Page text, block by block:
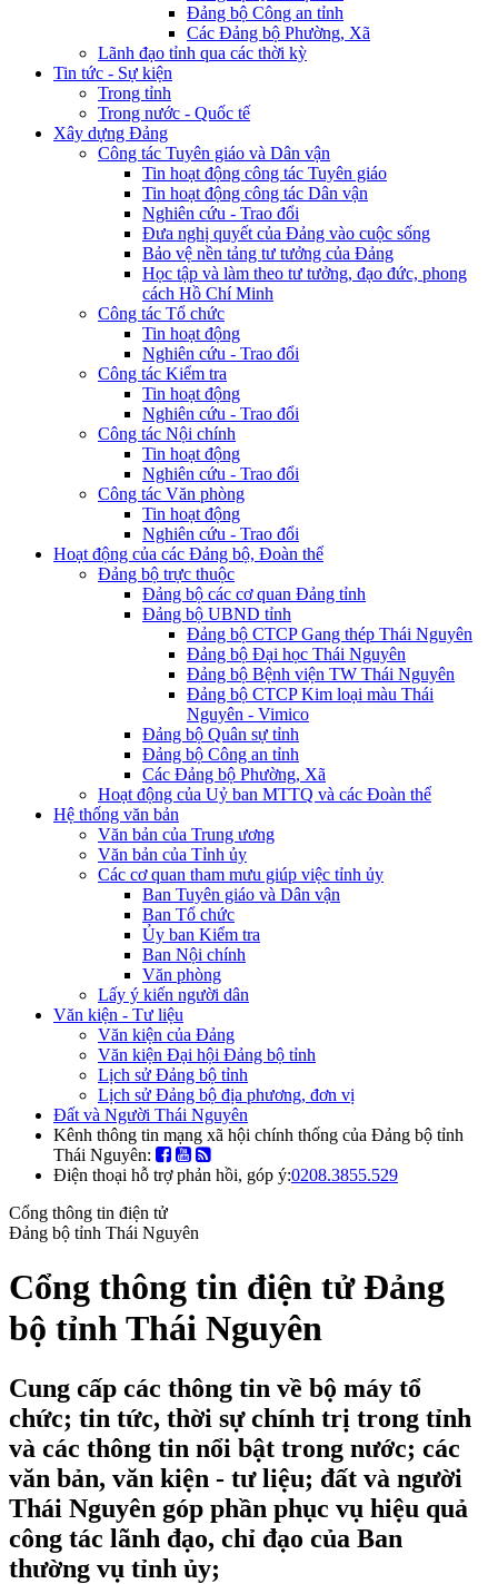
Đảng bộ Công an tỉnh
Các Đảng bộ Phường, Xã
Lãnh đạo tỉnh qua các thời kỳ
Tin tức - Sự kiện
Trong tỉnh
Trong nước - Quốc tế
Xây dựng Đảng
Công tác Tuyên giáo và Dân vận
Tin hoạt động công tác Tuyên giáo
Tin hoạt động công tác Dân vận
Nghiên cứu - Trao đổi
Đưa nghị quyết của Đảng vào cuộc sống
Bảo vệ nền tảng tư tưởng của Đảng
Học tập và làm theo tư tưởng, đạo đức, phong
cách Hồ Chí Minh
Công tác Tổ chức
Tin hoạt động
Nghiên cứu - Trao đổi
Công tác Kiểm tra
Tin hoạt động
Nghiên cứu - Trao đổi
Công tác Nội chính
Tin hoạt động
Nghiên cứu - Trao đổi
Công tác Văn phòng
Tin hoạt động
Nghiên cứu - Trao đổi
Hoạt động của các Đảng bộ, Đoàn thể
Đảng bộ trực thuộc
Đảng bộ các cơ quan Đảng tỉnh
Đảng bộ UBND tỉnh
Đảng bộ CTCP Gang thép Thái Nguyên
Đảng bộ Đại học Thái Nguyên
Đảng bộ Bệnh viện TW Thái Nguyên
Đảng bộ CTCP Kim loại màu Thái
Nguyên - Vimico
Đảng bộ Quân sự tỉnh
Đảng bộ Công an tỉnh
Các Đảng bộ Phường, Xã
Hoạt động của Uỷ ban MTTQ và các Đoàn thể
Hệ thống văn bản
Văn bản của Trung ương
Văn bản của Tỉnh ủy
Các cơ quan tham mưu giúp việc tỉnh ủy
Ban Tuyên giáo và Dân vận
Ban Tổ chức
Ủy ban Kiểm tra
Ban Nội chính
Văn phòng
Lấy ý kiến người dân
Văn kiện - Tư liệu
Văn kiện của Đảng
Văn kiện Đại hội Đảng bộ tỉnh
Lịch sử Đảng bộ tỉnh
Lịch sử Đảng bộ địa phương, đơn vị
Đất và Người Thái Nguyên
Kênh thông tin mạng xã hội chính thống của Đảng bộ tỉnh
Thái Nguyên:
Điện thoại hỗ trợ phản hồi, góp ý:0208.3855.529
Cổng thông tin điện tử
Đảng bộ tỉnh Thái Nguyên
Cổng thông tin điện tử Đảng
bộ tỉnh Thái Nguyên
Cung cấp các thông tin về bộ máy tổ
chức; tin tức, thời sự chính trị trong tỉnh
và các thông tin nổi bật trong nước; các
văn bản, văn kiện - tư liệu; đất và người
Thái Nguyên góp phần phục vụ hiệu quả
công tác lãnh đạo, chỉ đạo của Ban
thường vụ tỉnh ủy;